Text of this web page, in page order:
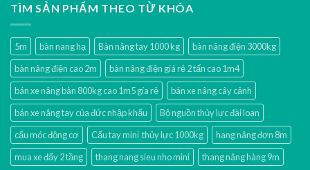
TÌM SẢN PHẨM THEO TỪ KHÓA
5m bàn nang hạ Bàn nâng tay 1000 kg
bàn nâng điện 3000kg
bàn nâng điện cao 2m
bàn nâng điện giá rẻ 2 tấn cao 1m4
bán xe nâng bàn 800kg cao 1m5 gía rẻ
bán xe nâng cây cảnh
bán xe nâng tay của đức nhập khẩu
Bộ nguồn thủy lực đài loan
cẩu móc động cơ
Cẩu tay mini thủy lực 1000kg
hang nâng đơn 8m
mua xe đẩy 2 tầng
thang nang sieu nho mini
thang nâng hàng 9m